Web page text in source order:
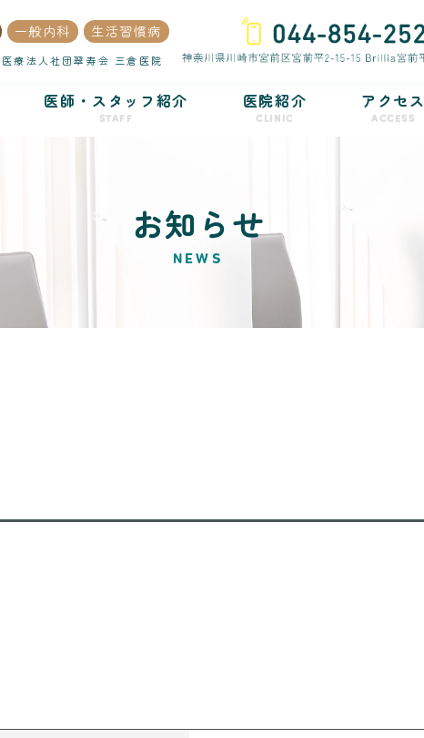
一般内科 生活習慣病
療法人社団翠寿会 三倉医院
医師・スタッフ紹介
STAFF
医院紹介
CLINIC
アクセス
ACCESS
お知らせ
NEWS